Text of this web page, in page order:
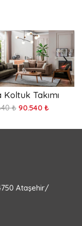
Koltuk Takımı
₺ 90.540 ₺
Ataşehir/